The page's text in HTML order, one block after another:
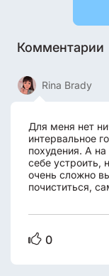
Комментарии
Rina Brady
Для меня нет
интервальное
похудения. А
себе устроить,
очень сложно
почиститься,
0